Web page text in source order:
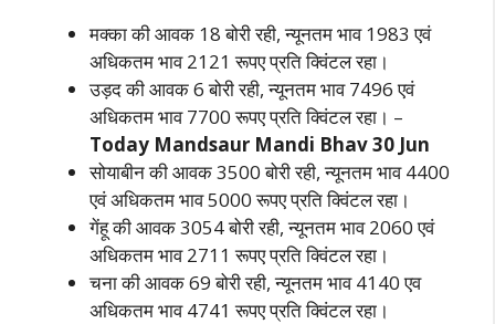
मक्का की आवक 18 बोरी रही, न्यूनतम भाव 1983 एवं
अधिकतम भाव 2121 रूपए प्रति क्विंटल रहा।
उड़द की आवक 6 बोरी रही, न्यूनतम भाव 7496 एवं
अधिकतम भाव 7700 रूपए प्रति क्विंटल रहा। –
Today Mandsaur Mandi B­hav 30 Jun
सोयाबीन की आवक 3500 बोरी रही, न्यूनतम भाव 4400
एवं अधिकतम भाव 5000 रूपए प्रति क्विंटल रहा।
गेंहू की आवक 3054 बोरी रही, न्यूनतम भाव 2060 एवं
अधिकतम भाव 2711 रूपए प्रति क्विंटल रहा।
चना की आवक 69 बोरी रही, न्यूनतम भाव 4140 एव
अधिकतम भाव 4741 रूपए प्रति क्विंटल रहा।